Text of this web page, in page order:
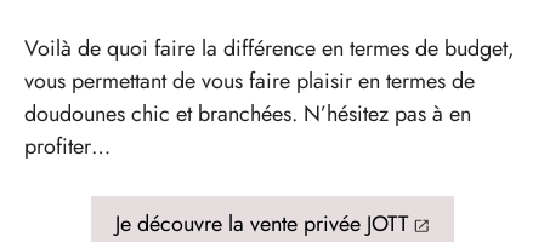
Voilà de quoi faire la différence en termes de budget,
vous permettant de vous faire plaisir en termes de
doudounes chic et branchées. N’hésitez pas à en
profiter…
Je découvre la vente privée JOTT